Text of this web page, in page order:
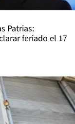
Patrias:
feriado el 17